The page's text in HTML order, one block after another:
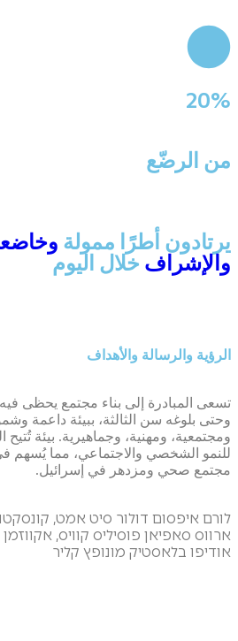
20%
من الرضّع
يرتادون أطرًا ممولةوخاضعة
والإشرافخلال اليوم
الرؤية والرسالة والأهداف
تسعى المبادرة إلى بناء مجتمع يحظى
وحتى بلوغه سن الثالثة، ببيئة داعمة
ومجتمعية، ومهنية، وجماهيرية. بيئة تُتيح
للنمو الشخصي والاجتماعي، مما يُسهم
مجتمع صحي ومزدهر في إسرائيل.
לורם איפסום דולור סיט אמט,
ארווס סאפיאן פוסיליס קוויס, אקווזמן
אודיפו בלאסטיק מונופץ קליר